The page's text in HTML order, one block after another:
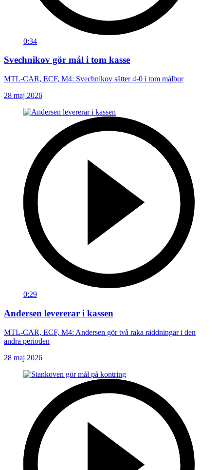
0:34
Svechnikov gör mål i tom kasse
MTL-CAR, ECF, M4: Svechnikov sätter 4-0 i tom målbur
28 maj 2026
0:29
Andersen levererar i kassen
MTL-CAR, ECF, M4: Andersen gör två raka räddningar i den
andra perioden
28 maj 2026